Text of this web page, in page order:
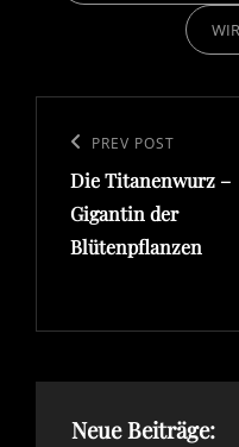
Previous
Post
PREV POST
Die Titanenwurz –
Gigantin der
Blütenpflanzen
Neue Beiträge: